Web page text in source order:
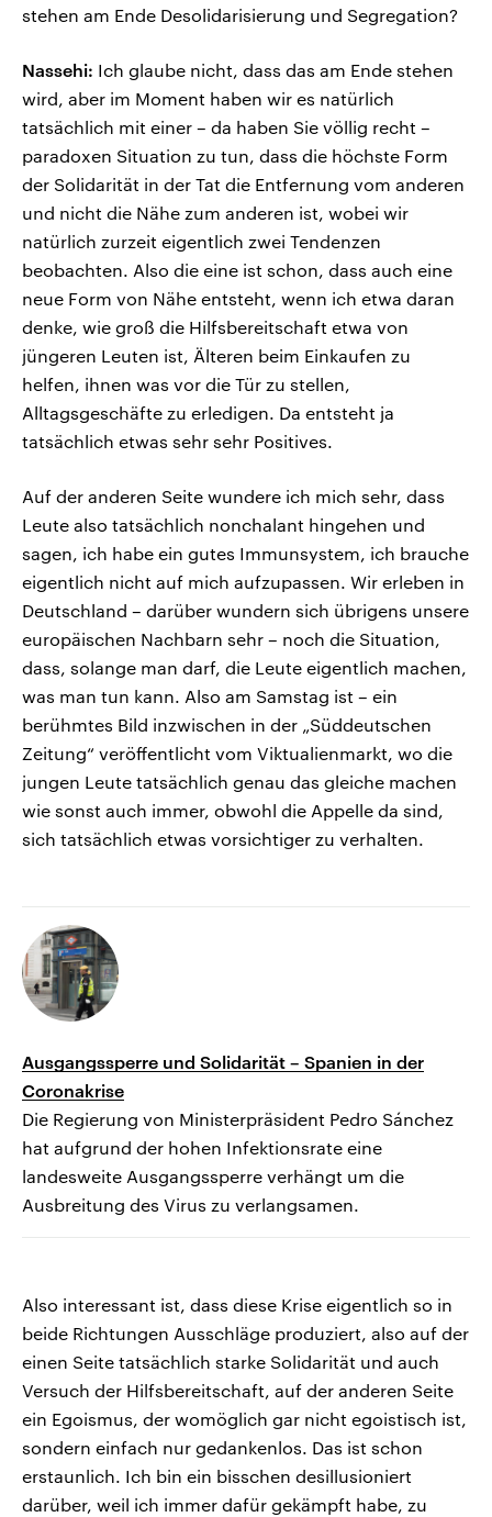
stehen am Ende Desolidarisierung und Segregation?
Nassehi: Ich glaube nicht, dass das am Ende stehen
wird, aber im Moment haben wir es natürlich
tatsächlich mit einer – da haben Sie völlig recht –
paradoxen Situation zu tun, dass die höchste Form
der Solidarität in der Tat die Entfernung vom anderen
und nicht die Nähe zum anderen ist, wobei wir
natürlich zurzeit eigentlich zwei Tendenzen
beobachten. Also die eine ist schon, dass auch eine
neue Form von Nähe entsteht, wenn ich etwa daran
denke, wie groß die Hilfsbereitschaft etwa von
jüngeren Leuten ist, Älteren beim Einkaufen zu
helfen, ihnen was vor die Tür zu stellen,
Alltagsgeschäfte zu erledigen. Da entsteht ja
tatsächlich etwas sehr sehr Positives.
Auf der anderen Seite wundere ich mich sehr, dass
Leute also tatsächlich nonchalant hingehen und
sagen, ich habe ein gutes Immunsystem, ich brauche
eigentlich nicht auf mich aufzupassen. Wir erleben in
Deutschland – darüber wundern sich übrigens unsere
europäischen Nachbarn sehr – noch die Situation,
dass, solange man darf, die Leute eigentlich machen,
was man tun kann. Also am Samstag ist – ein
berühmtes Bild inzwischen in der „Süddeutschen
Zeitung“ veröffentlicht vom Viktualienmarkt, wo die
jungen Leute tatsächlich genau das gleiche machen
wie sonst auch immer, obwohl die Appelle da sind,
sich tatsächlich etwas vorsichtiger zu verhalten.
Ausgangssperre und Solidarität – Spanien in der
Coronakrise
Die Regierung von Ministerpräsident Pedro Sánchez
hat aufgrund der hohen Infektionsrate eine
landesweite Ausgangssperre verhängt um die
Ausbreitung des Virus zu verlangsamen.
Also interessant ist, dass diese Krise eigentlich so in
beide Richtungen Ausschläge produziert, also auf der
einen Seite tatsächlich starke Solidarität und auch
Versuch der Hilfsbereitschaft, auf der anderen Seite
ein Egoismus, der womöglich gar nicht egoistisch ist,
sondern einfach nur gedankenlos. Das ist schon
erstaunlich. Ich bin ein bisschen desillusioniert
darüber, weil ich immer dafür gekämpft habe, zu